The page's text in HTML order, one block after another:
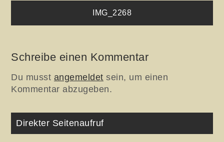
Beitragsnavigation
IMG_2268
Schreibe einen Kommentar
Du musst angemeldet sein, um einen
Kommentar abzugeben.
Direkter Seitenaufruf